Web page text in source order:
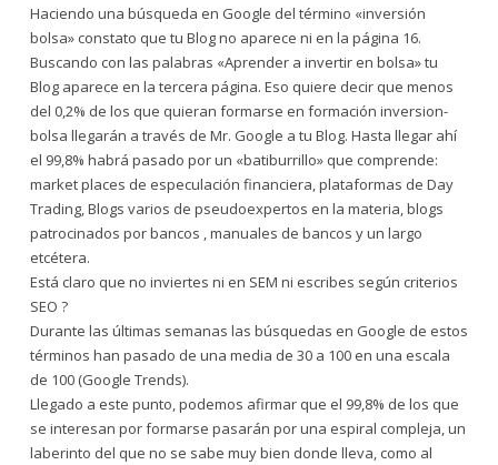
Haciendo una búsqueda en Google del término «inversión
bolsa» constato que tu Blog no aparece ni en la página 16.
Buscando con las palabras «Aprender a invertir en bolsa» tu
Blog aparece en la tercera página. Eso quiere decir que menos
del 0,2% de los que quieran formarse en formación inversion-
bolsa llegarán a través de Mr. Google a tu Blog. Hasta llegar ahí
el 99,8% habrá pasado por un «batiburrillo» que comprende:
market places de especulación financiera, plataformas de Day
Trading, Blogs varios de pseudoexpertos en la materia, blogs
patrocinados por bancos , manuales de bancos y un largo
etcétera.
Está claro que no inviertes ni en SEM ni escribes según criterios
SEO ?
Durante las últimas semanas las búsquedas en Google de estos
términos han pasado de una media de 30 a 100 en una escala
de 100 (Google Trends).
Llegado a este punto, podemos afirmar que el 99,8% de los que
se interesan por formarse pasarán por una espiral compleja, un
laberinto del que no se sabe muy bien donde lleva, como al